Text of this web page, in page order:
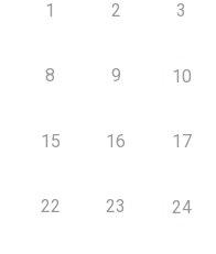
1 2 3
8 9 10
15 16 17
22 23 24